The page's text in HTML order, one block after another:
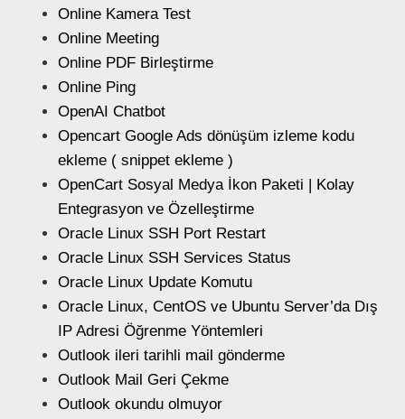
Online Kamera Test
Online Meeting
Online PDF Birleştirme
Online Ping
OpenAI Chatbot
Opencart Google Ads dönüşüm izleme kodu
ekleme ( snippet ekleme )
OpenCart Sosyal Medya İkon Paketi | Kolay
Entegrasyon ve Özelleştirme
Oracle Linux SSH Port Restart
Oracle Linux SSH Services Status
Oracle Linux Update Komutu
Oracle Linux, CentOS ve Ubuntu Server’da Dış
IP Adresi Öğrenme Yöntemleri
Outlook ileri tarihli mail gönderme
Outlook Mail Geri Çekme
Outlook okundu olmuyor